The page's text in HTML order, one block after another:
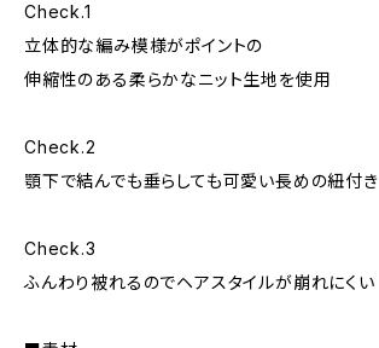
Check.1
立体的な編み模様がポイントの
伸縮性のある柔らかなニット生地を使用
Check.2
顎下で結んでも垂らしても可愛い長めの紐付き
Check.3
ふんわり被れるのでヘアスタイルが崩れにくい